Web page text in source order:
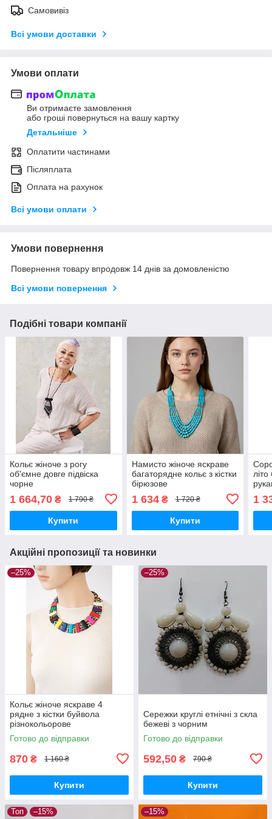
Самовивіз
Всі умови доставки
Умови оплати
Ви отримаєте замовлення
або гроші повернуться на вашу картку
Детальніше
Оплатити частинами
Післяплата
Оплата на рахунок
Всі умови оплати
Умови повернення
Повернення товару впродовж 14 днів за домовленістю
Всі умови повернення
Подібні товари компанії
Кольє жіноче з рогу
об'ємне довге підвіска
чорне
1 664,70 ₴ 1 790 ₴
Купити
Намисто жіноче яскраве
багаторядне кольє з кістки
бірюзове
1 634₴ 1 720 ₴
Купити
1
Акційні пропозиції та новинки
–25%
Кольє жіноче яскраве 4
рядне з кістки буйвола
різнокольорове
Готово до відправки
870 ₴ 1 160 ₴
Купити
–25%
Сережки круглі етнічні з скла
бежеві з чорним
Готово до відправки
592,50 ₴ 790 ₴
Купити
Топ –15% –15%